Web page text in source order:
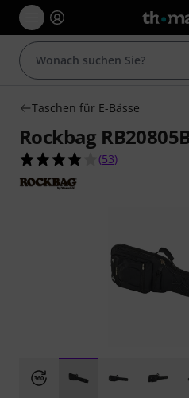
Taschen für E-Bässe
Rockbag
4.0 von 5
(53)